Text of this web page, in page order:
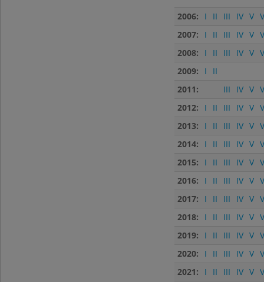
2006: I II III IV V
2007:
I II III IV V
2008:
I II III IV V
2009:
I
II
2011:
III IV V
2012:
I II III IV V
2013:
I II III IV V
2014:
I II III IV V
2015:
I II III IV V
2016:
I II III IV V
2017:
I II III IV V
2018:
I II III IV V
2019:
I II III IV V
2020:
I II III IV V
2021:
I II III IV V